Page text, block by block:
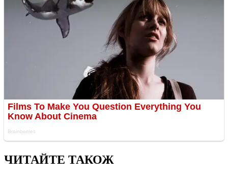
ЧИТАЙТЕ ТАКОЖ